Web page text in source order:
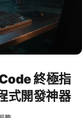
終極指
式開發神器